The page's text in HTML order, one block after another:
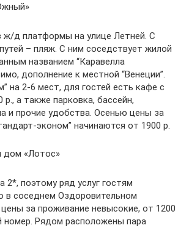
ж/д платформы на улице Летней. С
– пляж. С ним соседствует жилой
названием “Каравелла
дополнение к местной “Венеции”.
на 2-6 мест, для гостей есть кафе с
р., а также парковка, бассейн,
и прочие удобства. Осенью цены за
эконом” начинаются от 1900 р.
дом «Лотос»
2*, поэтому ряд услуг гостям
в соседнем Оздоровительном
за проживание невысокие, от 1200
номер. Рядом расположены пара